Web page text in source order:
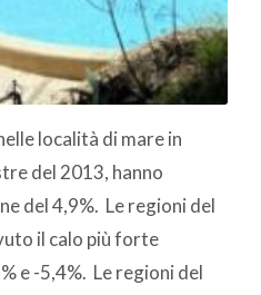
località di mare in
del 2013, hanno
del 4,9%. Le regioni del
il calo più forte
e -5,4%. Le regioni del